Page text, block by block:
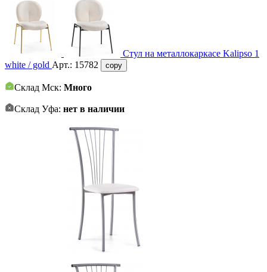
Стул на металлокаркасе Kalipso 1
white / gold Арт.: 15782 copy
Склад Мск: Много
Склад Уфа: нет в наличии